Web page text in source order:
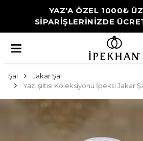
YAZ'A ÖZEL 1000₺
SİPARİŞLERİNİZDE
Şal
Jakar Şal
Yaz Işıltısı Koleksiyonu İpeksi Jakar